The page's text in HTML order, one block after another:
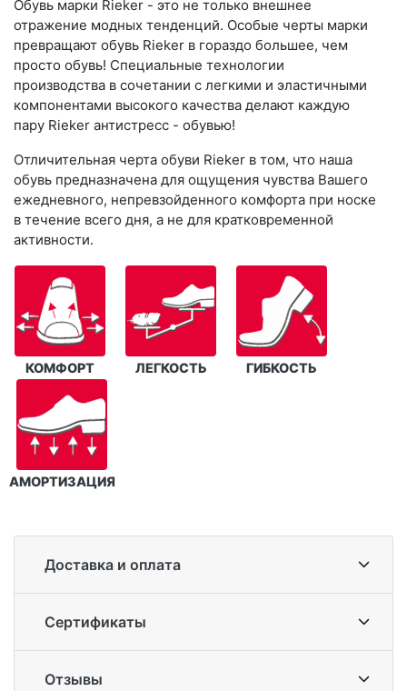
Обувь марки Rieker - это не только внешнее
отражение модных тенденций. Особые черты марки
превращают обувь Rieker в гораздо большее, чем
просто обувь! Специальные технологии
производства в сочетании с легкими и эластичными
компонентами высокого качества делают каждую
пару Rieker антистресс - обувью!
Отличительная черта обуви Rieker в том, что наша
обувь предназначена для ощущения чувства Вашего
ежедневного, непревзойденного комфорта при носке
в течение всего дня, а не для кратковременной
активности.
КОМФОРТ ЛЕГКОСТЬ ГИБКОСТЬ
АМОРТИЗАЦИЯ
Доставка и оплата
Сертификаты
Отзывы